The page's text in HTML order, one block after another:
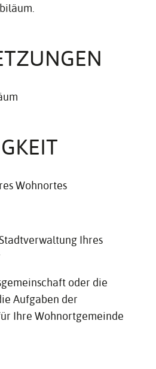
Wohnortes
Ihres
oder die
Aufgaben der
Ihre Wohnortgemeinde